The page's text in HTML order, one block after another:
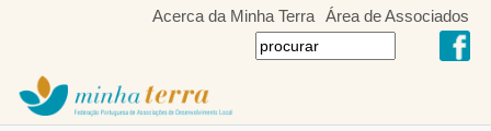
Acerca da Minha Terra Área de Associados